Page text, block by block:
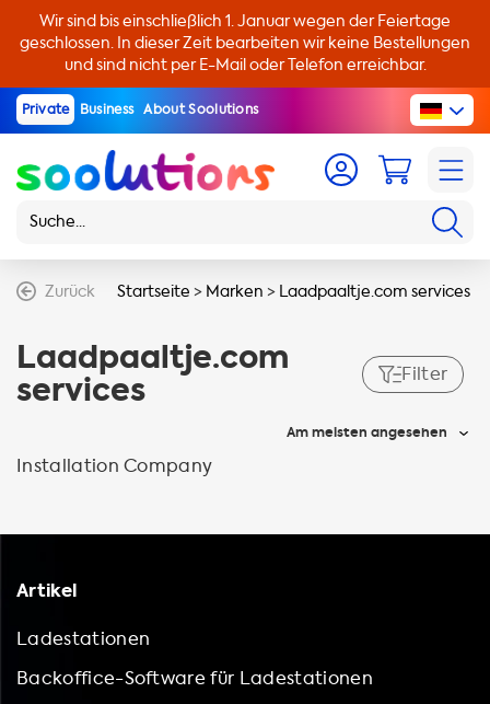
Wir sind bis einschließlich 1. Januar wegen der Feiertage
geschlossen. In dieser Zeit bearbeiten wir keine Bestellungen
und sind nicht per E-Mail oder Telefon erreichbar.
Private Business About Soolutions
Zurück Startseite > Marken > Laadpaaltje.com services
Laadpaaltje.com
services Filter
Am meisten angesehen
Installation Company
Artikel
Ladestationen
Backoffice-Software für Ladestationen